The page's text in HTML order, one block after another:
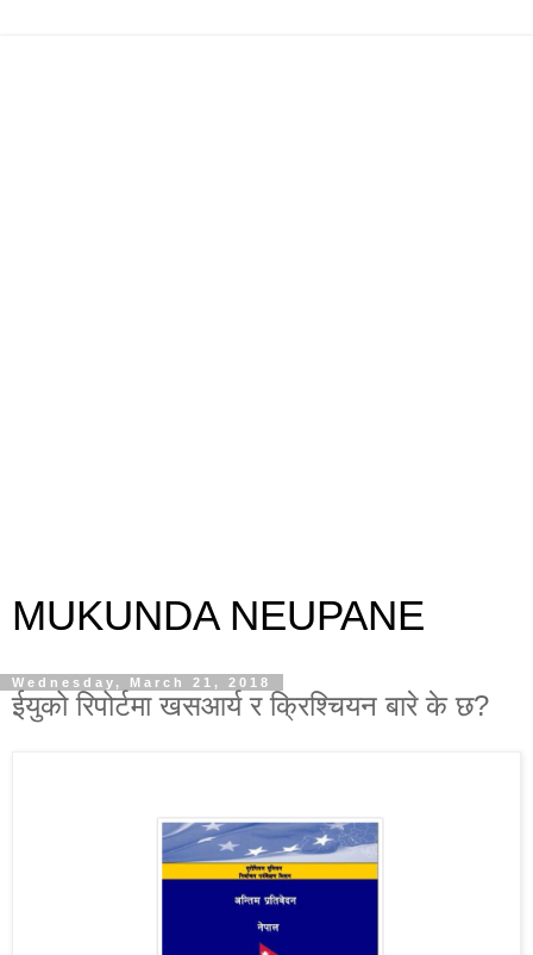
MUKUNDA NEUPANE
Wednesday, March 21, 2018
ईयुको रिपोर्टमा खसआर्य र क्रिश्चियन बारे के छ?